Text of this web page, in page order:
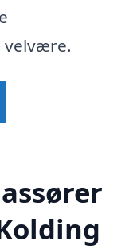
velvære.